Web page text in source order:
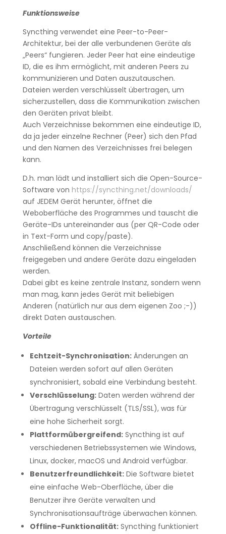
Funktionsweise
Syncthing verwendet eine Peer-to-Peer-
Architektur, bei der alle verbundenen Geräte als
„Peers“ fungieren. Jeder Peer hat eine eindeutige
ID, die es ihm ermöglicht, mit anderen Peers zu
kommunizieren und Daten auszutauschen.
Dateien werden verschlüsselt übertragen, um
sicherzustellen, dass die Kommunikation zwischen
den Geräten privat bleibt.
Auch Verzeichnisse bekommen eine eindeutige ID,
da ja jeder einzelne Rechner (Peer) sich den Pfad
und den Namen des Verzeichnisses frei belegen
kann.
D.h. man lädt und installiert sich die Open-Source-
Software von https://syncthing.net/downloads/
auf JEDEM Gerät herunter, öffnet die
Weboberfläche des Programmes und tauscht die
Geräte-IDs untereinander aus (per QR-Code oder
in Text-Form und copy/paste).
Anschließend können die Verzeichnisse
freigegeben und andere Geräte dazu eingeladen
werden.
Dabei gibt es keine zentrale Instanz, sondern wenn
man mag, kann jedes Gerät mit beliebigen
Anderen (natürlich nur aus dem eigenen Zoo ;-))
direkt Daten austauschen.
Vorteile
Echtzeit-Synchronisation:Änderungen an
Dateien werden sofort auf allen Geräten
synchronisiert, sobald eine Verbindung besteht.
Verschlüsselung:Daten werden während der
Übertragung verschlüsselt (TLS/SSL), was für
eine hohe Sicherheit sorgt.
Plattformübergreifend:Syncthing ist auf
verschiedenen Betriebssystemen wie Windows,
Linux, docker, macOS und Android verfügbar.
Benutzerfreundlichkeit:Die Software bietet
eine einfache Web-Oberfläche, über die
Benutzer ihre Geräte verwalten und
Synchronisationsaufträge überwachen können.
Offline-Funktionalität:Syncthing funktioniert